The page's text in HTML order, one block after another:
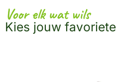
Voor elk wat wils
Kies jouw